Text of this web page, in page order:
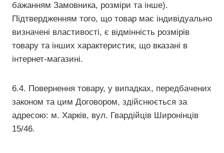
бажанням Замовника, розміри та інше).
Підтвердженням того, що товар має індивідуально
визначені властивості, є відмінність розмірів
товару та інших характеристик, що вказані в
інтернет-магазині.
6.4. Повернення товару, у випадках, передбачених
законом та цим Договором, здійснюється за
адресою: м. Харків, вул. Гвардійців Широнінців
15/46.